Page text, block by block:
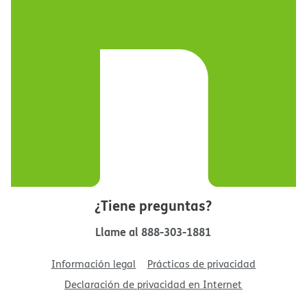
¿Tiene preguntas?​​
Llameal 888-303-1881
Información legal​​
Prácticas de privacidad​​
Declaración de privacidad en Internet​​